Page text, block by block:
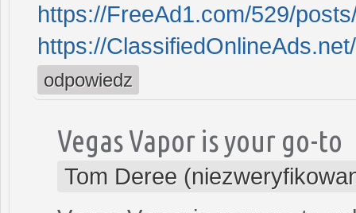
https://FreeAd1.com/529/
https://
odpowiedz
Vegas Vapor is your go-to
Tom Deree